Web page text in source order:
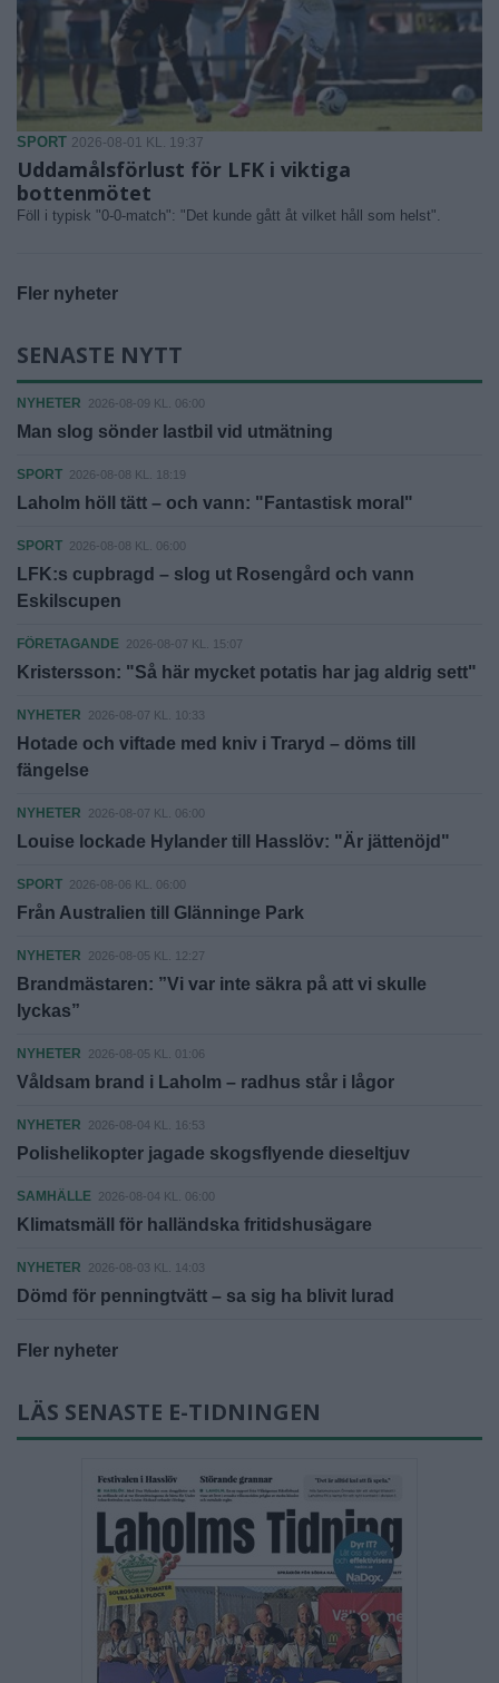
SPORT 2026-08-01 KL. 19:37
Uddamålsförlust för LFK i viktiga
bottenmötet
Föll i typisk "0-0-match": "Det kunde gått åt vilket håll som helst".
Fler nyheter
SENASTE NYTT
NYHETER 2026-08-09 KL. 06:00
Man slog sönder lastbil vid utmätning
SPORT 2026-08-08 KL. 18:19
Laholm höll tätt – och vann: "Fantastisk moral"
SPORT 2026-08-08 KL. 06:00
LFK:s cupbragd – slog ut Rosengård och vann
Eskilscupen
FÖRETAGANDE 2026-08-07 KL. 15:07
Kristersson: "Så här mycket potatis har jag aldrig sett"
NYHETER 2026-08-07 KL. 10:33
Hotade och viftade med kniv i Traryd – döms till
fängelse
NYHETER 2026-08-07 KL. 06:00
Louise lockade Hylander till Hasslöv: "Är jättenöjd"
SPORT 2026-08-06 KL. 06:00
Från Australien till Glänninge Park
NYHETER 2026-08-05 KL. 12:27
Brandmästaren: ”Vi var inte säkra på att vi skulle
lyckas”
NYHETER 2026-08-05 KL. 01:06
Våldsam brand i Laholm – radhus står i lågor
NYHETER 2026-08-04 KL. 16:53
Polishelikopter jagade skogsflyende dieseltjuv
SAMHÄLLE 2026-08-04 KL. 06:00
Klimatsmäll för halländska fritidshusägare
NYHETER 2026-08-03 KL. 14:03
Dömd för penningtvätt – sa sig ha blivit lurad
Fler nyheter
LÄS SENASTE E-TIDNINGEN